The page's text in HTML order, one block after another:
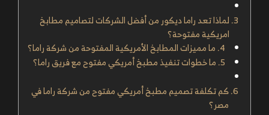
لماذا تعد راما ديكور من أفضل الشركات لتصاميم مطابخ
امريكية مفتوحة؟
ما مميزات المطابخ الأمريكية المفتوحة من شركة راما؟
ما خطوات تنفيذ مطبخ أمريكي مفتوح مع فريق راما؟
كم تكلفة تصميم مطبخ أمريكي مفتوح من شركة راما في
مصر؟